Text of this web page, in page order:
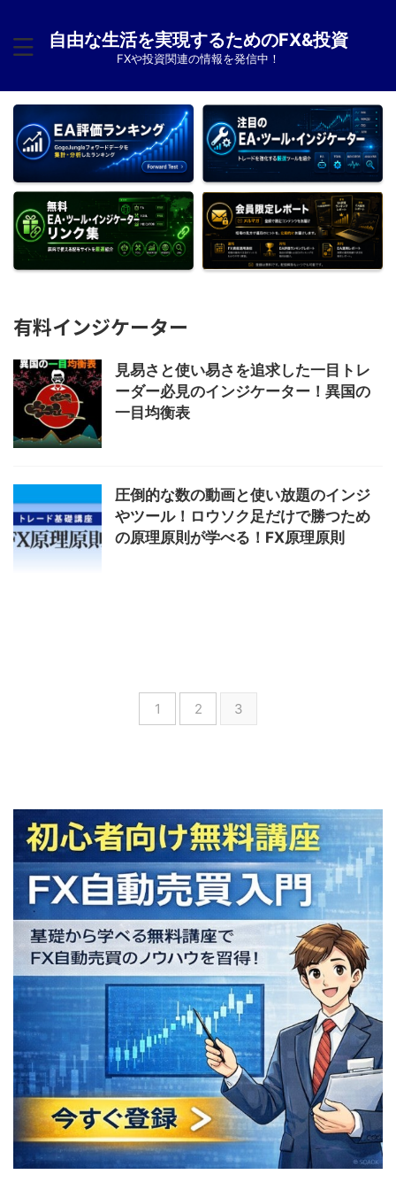
自由な生活を実現するためのFX&投資
FXや投資関連の情報を発信中！
有料インジケーター
見易さと使い易さを追求した一目トレ
ーダー必見のインジケーター！異国の
一目均衡表
圧倒的な数の動画と使い放題のインジ
やツール！ロウソク足だけで勝つため
の原理原則が学べる！FX原理原則
1 2 3